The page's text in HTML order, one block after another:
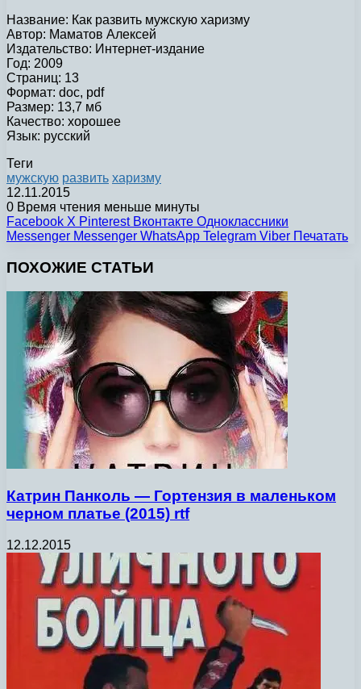
Название: Как развить мужскую харизму
Автор: Маматов Алексей
Издательство: Интернет-издание
Год: 2009
Страниц: 13
Формат: doc, pdf
Размер: 13,7 мб
Качество: хорошее
Язык: русский
Теги
мужскую развить харизму
12.11.2015
0 Время чтения меньше минуты
Facebook X Pinterest Вконтакте Одноклассники
Messenger Messenger WhatsApp Telegram Viber Печатать
ПОХОЖИЕ СТАТЬИ
Катрин Панколь — Гортензия в маленьком
черном платье (2015) rtf
12.12.2015